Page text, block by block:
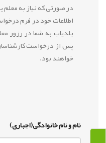
در صورتی که نیاز به معلم
اطلاعات خود در فرم
بلدیاب به شما در رزور
پس از درخواست
خواهند بود.
نام و نام خانوادگی(اجباری)